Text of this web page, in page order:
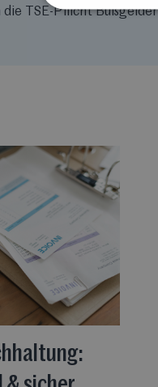
die TSE-Pflicht Bußgelder